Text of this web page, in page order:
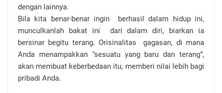
dengan lainnya.
Bila kita benar-benar ingin
berhasil dalam hidup ini,
munculkanlah bakat ini
dari dalam diri, biarkan ia
bersinar begitu terang. Orisinalitas
gagasan, di mana
Anda menampakkan “sesuatu yang baru dan terang”,
akan membuat keberbedaan itu, memberi nilai lebih bagi
pribadi Anda.